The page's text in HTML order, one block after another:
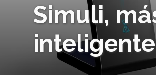
Simuli,
inteligente